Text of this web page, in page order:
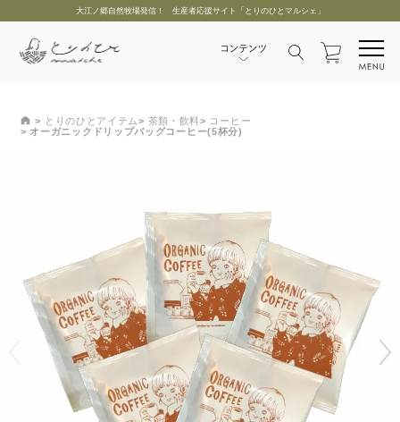
大江ノ郷自然牧場発信！ 生産者応援サイト「とりのひとマルシェ」
とりのひとアイテム 茶類・飲料
コーヒー
オーガニックドリップバッグコーヒー(5杯分)